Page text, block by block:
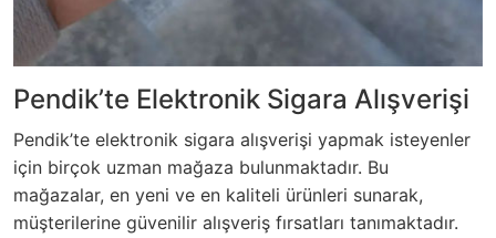
Pendik’te Elektronik Sigara Alışverişi
Pendik’te elektronik sigara alışverişi yapmak isteyenler
için birçok uzman mağaza bulunmaktadır. Bu
mağazalar, en yeni ve en kaliteli ürünleri sunarak,
müşterilerine güvenilir alışveriş fırsatları tanımaktadır.